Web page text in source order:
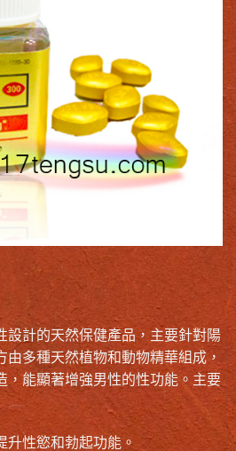
設計的天然保健產品，主要針對陽
多種天然植物和動物精華組成，
，能顯著增強男性的性功能。主要
升性慾和勃起功能。